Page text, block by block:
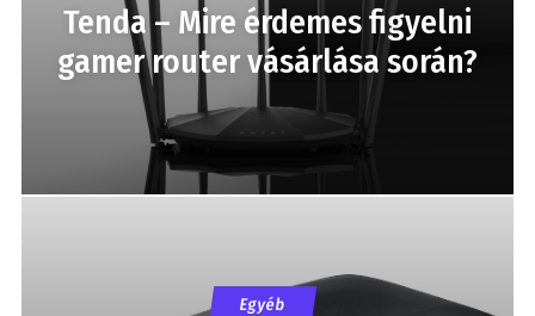
Tenda – Mire érdemes figyelni
gamer router vásárlása során?
Egyéb